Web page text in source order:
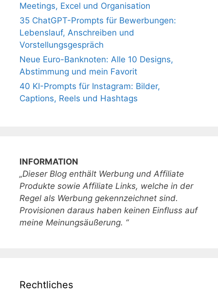
Meetings, Excel und Organisation
35 ChatGPT-Prompts für Bewerbungen:
Lebenslauf, Anschreiben und
Vorstellungsgespräch
Neue Euro-Banknoten: Alle 10 Designs,
Abstimmung und mein Favorit
40 KI-Prompts für Instagram: Bilder,
Captions, Reels und Hashtags
INFORMATION
„Dieser Blog enthält Werbung und Affiliate
Produkte sowie Affiliate Links, welche in der
Regel als Werbung gekennzeichnet sind.
Provisionen daraus haben keinen Einfluss auf
meine Meinungsäußerung. “
Rechtliches